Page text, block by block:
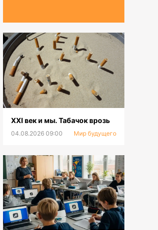
XXI век и мы. Табачок врозь
04.08.2026 09:00 Мир будущего